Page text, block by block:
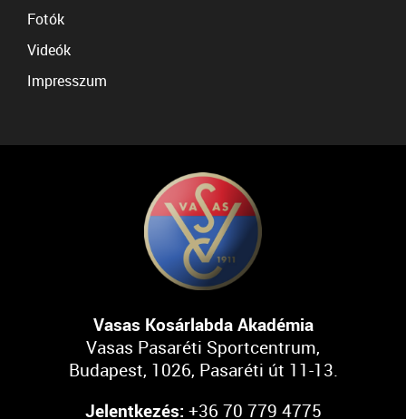
Fotók
Videók
Impresszum
Vasas Kosárlabda Akadémia
Vasas Pasaréti Sportcentrum,
Budapest, 1026, Pasaréti út 11-13.
Jelentkezés: +36 70 779 4775